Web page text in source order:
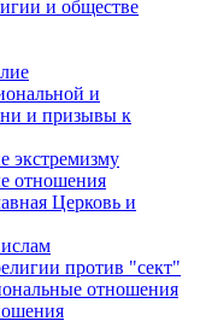
и обществе
и
и призывы к
экстремизму
отношения
Церковь и
против "сект"
отношения